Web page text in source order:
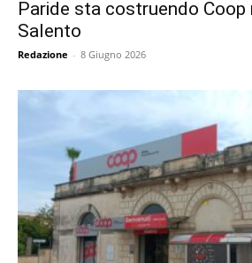
Paride sta costruendo Coop
Salento
Redazione - 8 Giugno 2026